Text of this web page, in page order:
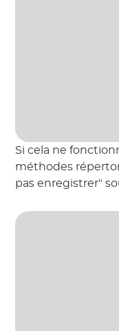
Si cela ne
méthodes
pas enregistrer"